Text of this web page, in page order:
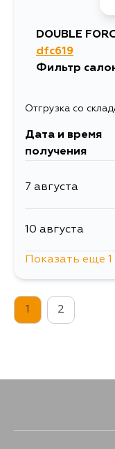
DOUBLE
dfc619
Фильтр
Отгрузка со
Дата и время
получения
7 августа
10 августа
Показать еще 1
1 2